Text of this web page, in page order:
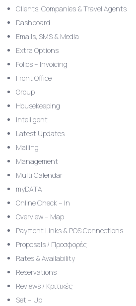
Clients, Companies & Travel Agents
Dashboard
Emails, SMS & Media
Extra Options
Folios – Invoicing
Front Office
Group
Housekeeping
Intelligent
Latest Updates
Mailing
Management
Multi Calendar
myDATA
Online Check – In
Overview – Map
Payment Links & POS Connections
Proposals / Προσφορές
Rates & Availability
Reservations
Reviews / Κριτικές
Set – Up